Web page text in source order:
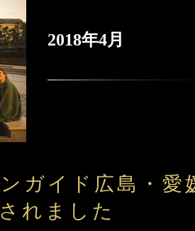
2018年4月
ンガイド広島・
れました